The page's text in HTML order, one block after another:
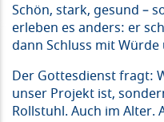
Schön, stark, gesund –
erleben es anders: er
dann Schluss mit
Der Gottesdienst fragt:
unser Projekt ist,
Rollstuhl. Auch im